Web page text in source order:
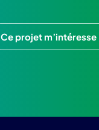
Ce projet m’intéresse